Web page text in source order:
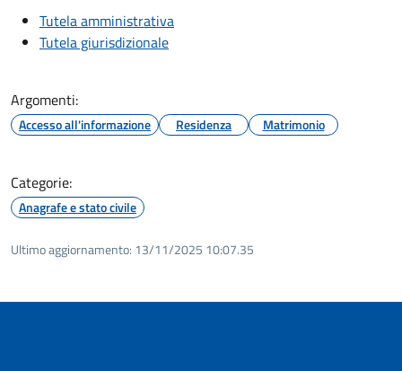
Tutela amministrativa
Tutela giurisdizionale
Argomenti:
Accesso all'informazione Residenza Matrimonio
Categorie:
Anagrafe e stato civile
Ultimo aggiornamento: 13/11/2025 10:07.35